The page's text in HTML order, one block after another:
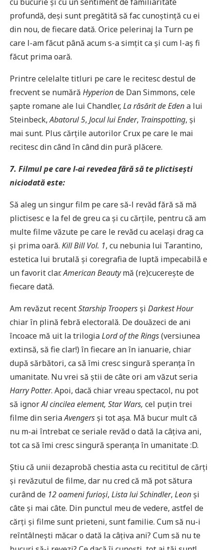
profundă, deși sunt pregătită să fac cunoștință cu ei
din nou, de fiecare dată. Orice pelerinaj la Turn pe
care l-am făcut până acum s-a simțit ca și cum l-aș fi
făcut prima oară.
Printre celelalte titluri pe care le recitesc destul de
frecvent se numără Hyperionde Dan Simmons, cele
șapte romane ale lui Chandler, La răsărit de Edena lui
Steinbeck,Abatorul 5, Jocul lui Ender, Trainspotting, și
mai sunt. Plus cărțile autorilor Crux pe care le mai
recitesc din când în când din pură plăcere.
7. Filmul pe care l-ai revedea fără să te plictisești
niciodată este:
Să aleg un singur film pe care să-l revăd fără să mă
plictisesc e la fel de greu ca și cu cărțile, pentru că am
multe filme văzute pe care le revăd cu același drag ca
și prima oară. Kill Bill Vol. 1, cu nebunia lui Tarantino,
estetica lui brutală și coregrafia de luptă impecabilă e
un favorit clar.American Beautymă (re)cucerește de
fiecare dată.
Am revăzut recentStarship Troopersși Darkest Hour
chiar în plină febră electorală. De douăzeci de ani
încoace mă uit la trilogiaLord of the Rings(versiunea
extinsă, să fie clar!) în fiecare an în ianuarie, chiar
după sărbători, ca să îmi cresc singură speranța în
umanitate. Nu vrei să știi de câte ori am văzut seria
Harry Potter. Apoi, dacă chiar vreau spectacol, nu pot
să ignorAl cincilea element, Star Wars, cel puțin trei
filme din seriaAvengersși tot așa. Mă bucur mult că
nu m-ai întrebat ce seriale revăd o dată la câțiva ani,
tot ca să îmi cresc singură speranța în umanitate :D.
Știu că unii dezaprobă chestia asta cu recititul de cărți
și revăzutul de filme, dar nu cred că mă pot sătura
curând de 12 oameni furioși, Lista lui Schindler, Leonși
câte și mai câte. Din punctul meu de vedere, astfel de
cărți și filme sunt prieteni, sunt familie. Cum să nu-i
reîntâlnești măcar o dată la câțiva ani? Cum să nu te